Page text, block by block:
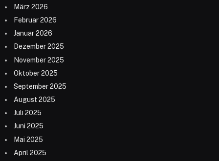
März 2026
Februar 2026
Januar 2026
Dezember 2025
November 2025
Oktober 2025
September 2025
August 2025
Juli 2025
Juni 2025
Mai 2025
April 2025